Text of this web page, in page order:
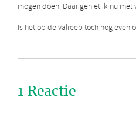
mogen doen. Daar geniet ik nu met
Is het op de valreep toch nog even
1 Reactie